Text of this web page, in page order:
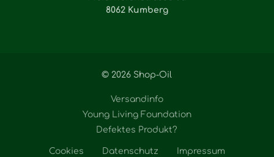
8062 Kumberg
© 2026 Shop-Oil
Versandinfo
Young Living Foundation
Defektes Produkt?
Cookies Datenschutz Impressum